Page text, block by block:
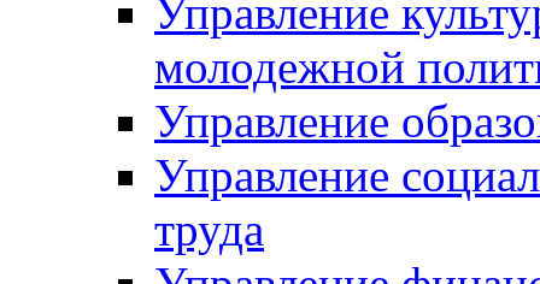
Управление
молодежной
Управление
Управление
труда